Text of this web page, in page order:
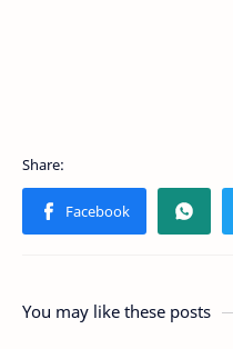
You may like these posts